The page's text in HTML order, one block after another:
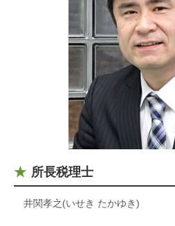
所長税理士
井関孝之(いせき たかゆき)